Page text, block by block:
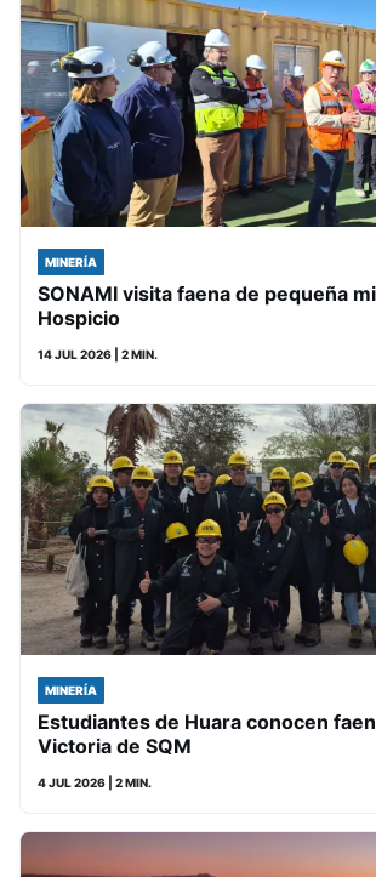
MINERÍA
SONAMI visita faena de pequeña
Hospicio
14 JUL 2026 | 2 MIN.
MINERÍA
Estudiantes de Huara conocen
Victoria de SQM
4 JUL 2026 | 2 MIN.